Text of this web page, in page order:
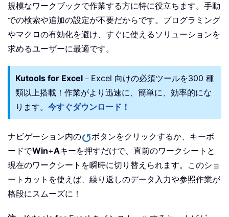
規模なワークブックで作業する方に特に役立ちます。手動
での検索や追加の設定が不要だからです。プログラミング
やマクロの有効化を避け、すぐに使えるソリューションを
求めるユーザーに最適です。
Kutools for Excel －Excel 向けの必須ツールを300 種
類以上搭載！作業がより迅速に、簡単に、効率的にな
ります。 今すぐダウンロード！
ナビゲーション内の
ボタンをクリックするか、キーボ
ードでWin+Aキーを押すだけで、直前のワークシートと
現在のワークシートを瞬時に切り替えられます。このショ
ートカットを使えば、繰り返しのデータ入力や参照作業が
格段にスムーズに！